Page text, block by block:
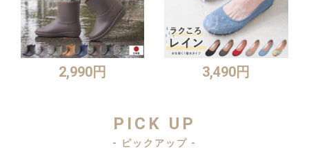
2,990円 3,490円
PICK UP
- ピックアップ -